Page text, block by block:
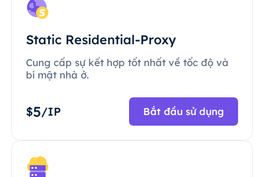
Static Residential-Proxy
Cung cấp sự kết hợp tốt nhất về tốc độ và
bí mật nhà ở.
$5/IP Bắt đầu sử dụng